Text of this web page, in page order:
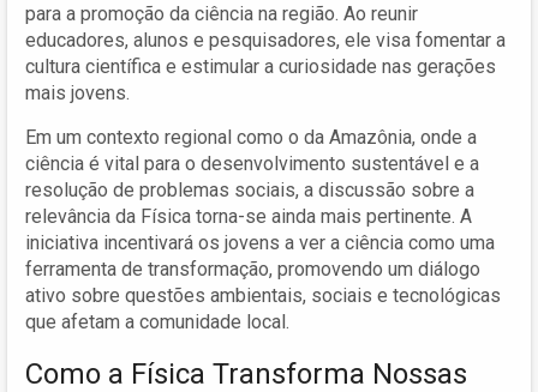
para a promoção da ciência na região. Ao reunir
educadores, alunos e pesquisadores, ele visa fomentar a
cultura científica e estimular a curiosidade nas gerações
mais jovens.
Em um contexto regional como o da Amazônia, onde a
ciência é vital para o desenvolvimento sustentável e a
resolução de problemas sociais, a discussão sobre a
relevância da Física torna-se ainda mais pertinente. A
iniciativa incentivará os jovens a ver a ciência como uma
ferramenta de transformação, promovendo um diálogo
ativo sobre questões ambientais, sociais e tecnológicas
que afetam a comunidade local.
Como a Física Transforma Nossas